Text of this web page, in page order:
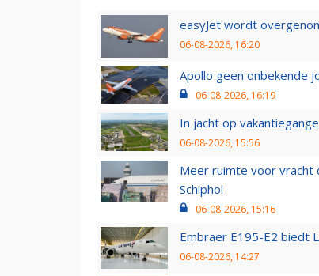
easyJet wordt
06-08-2026, 16:20
Apollo geen onbekende
06-08-2026, 16:19
In jacht op
06-08-2026, 15:56
Meer ruimte voor vracht
Schiphol
06-08-2026, 15:16
Embraer E195-E2 biedt
06-08-2026, 14:27